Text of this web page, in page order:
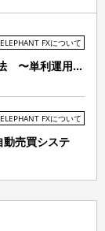
ELEPHANT FXについて
〜単利運用...
ELEPHANT FXについて
売買システ